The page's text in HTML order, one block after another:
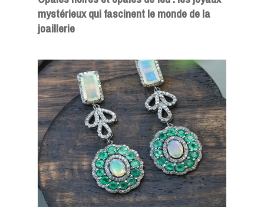
mystérieux qui fascinent le monde de la
joaillerie